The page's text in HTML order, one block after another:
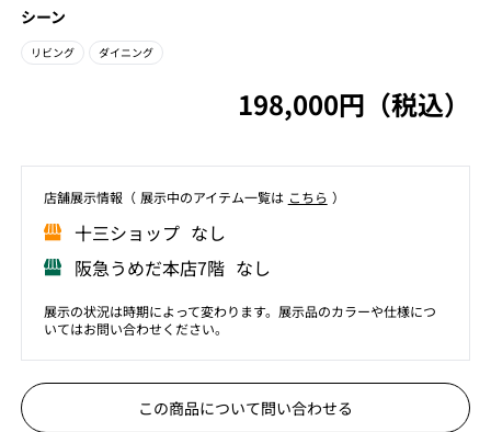
シーン
リビング ダイニング
198,000円（税込）
店舗展⽰情報（ 展⽰中のアイテム⼀覧は こちら ）
⼗三ショップ なし
阪急うめだ本店7階 なし
展示の状況は時期によって変わります。展示品のカラーや仕様につ
いてはお問い合わせください。
この商品について問い合わせる